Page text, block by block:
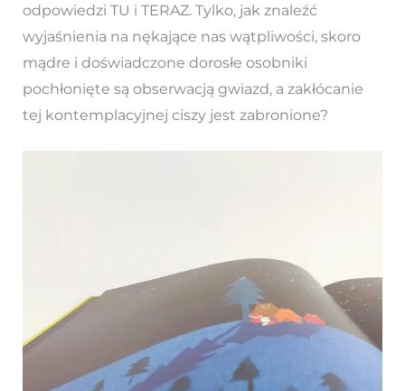
odpowiedzi TU i TERAZ. Tylko, jak znaleźć
wyjaśnienia na nękające nas wątpliwości, skoro
mądre i doświadczone dorosłe osobniki
pochłonięte są obserwacją gwiazd, a zakłócanie
tej kontemplacyjnej ciszy jest zabronione?